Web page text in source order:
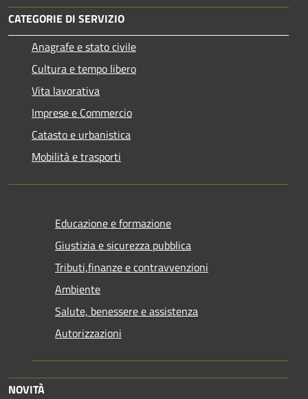
CATEGORIE DI SERVIZIO
Anagrafe e stato civile
Cultura e tempo libero
Vita lavorativa
Imprese e Commercio
Catasto e urbanistica
Mobilità e trasporti
Educazione e formazione
Giustizia e sicurezza pubblica
Tributi,finanze e contravvenzioni
Ambiente
Salute, benessere e assistenza
Autorizzazioni
NOVITÀ